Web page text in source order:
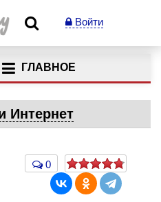
Войти
ГЛАВНОЕ
Интернет
0